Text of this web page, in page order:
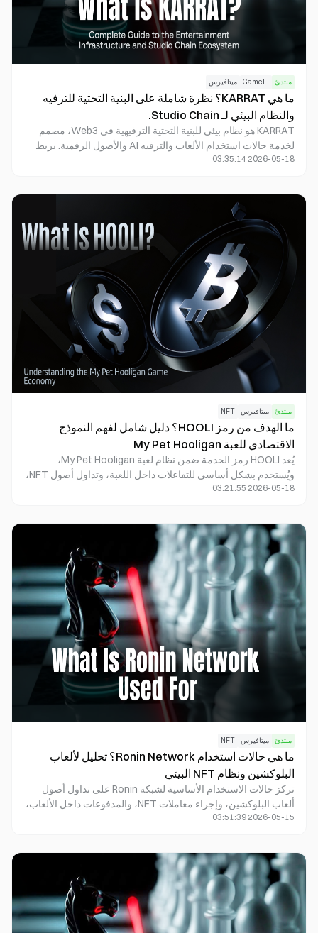
مبتدئ GameFi ميتافيرس
ما هي KARRAT؟ نظرة شاملة على البنية التحتية للترفيه
والنظام البيئي لـ Studio Chain.
KARRAT هو نظام بيئي للبنية التحتية الترفيهية في Web3، مصمم
لخدمة حالات استخدام الألعاب والترفيه AI والأصول الرقمية. يربط
ضمن النظام البيئي الترفيهي.
2026-05-18 03:35:14
مبتدئ ميتافيرس NFT
ما الهدف من رمز HOOLI؟ دليل شامل لفهم النموذج
الاقتصادي للعبة My Pet Hooligan
يُعد HOOLI رمز الخدمة ضمن نظام لعبة My Pet Hooligan،
ويُستخدم بشكل أساسي للتفاعلات داخل اللعبة، وتداول أصول NFT،
2026-05-18 03:21:55
مبتدئ ميتافيرس NFT
ما هي حالات استخدام Ronin Network؟ تحليل لألعاب
البلوكشين ونظام NFT البيئي
تركز حالات الاستخدام الأساسية لشبكة Ronin على تداول أصول
ألعاب البلوكشين، وإجراء معاملات NFT، والمدفوعات داخل الألعاب،
وبناء بنية تحتية متقدمة للألعاب في Web3.
2026-05-15 03:51:39